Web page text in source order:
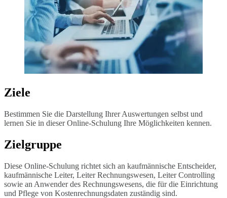
Ziele
Bestimmen Sie die Darstellung Ihrer Auswertungen selbst und
lernen Sie in dieser Online-Schulung Ihre Möglichkeiten kennen.
Zielgruppe
Diese Online-Schulung richtet sich an kaufmännische Entscheider,
kaufmännische Leiter, Leiter Rechnungswesen, Leiter Controlling
sowie an Anwender des Rechnungswesens, die für die Einrichtung
und Pflege von Kostenrechnungsdaten zuständig sind.